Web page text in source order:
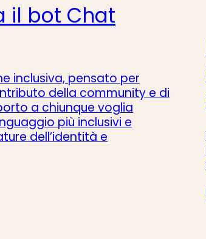
il bot Chat
inclusiva, pensato per
della community e di
a chiunque voglia
piùinclusivi e
dell’identità e